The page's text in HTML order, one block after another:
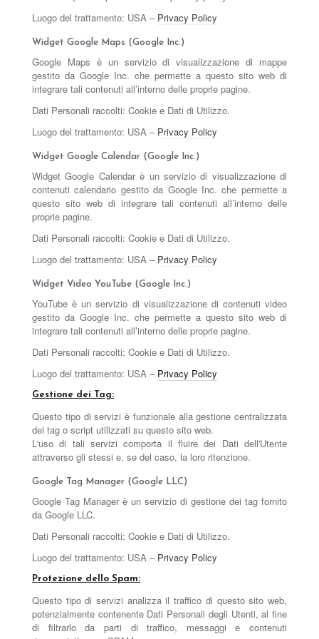
Luogo del trattamento: USA – Privacy Policy
Widget Google Maps (Google Inc.)
Google Maps è un servizio di visualizzazione di mappe
gestito da Google Inc. che permette a questo sito web di
integrare tali contenuti all’interno delle proprie pagine.
Dati Personali raccolti: Cookie e Dati di Utilizzo.
Luogo del trattamento: USA – Privacy Policy
Widget Google Calendar (Google Inc.)
Widget Google Calendar è un servizio di visualizzazione di
contenuti calendario gestito da Google Inc. che permette a
questo sito web di integrare tali contenuti all’interno delle
proprie pagine.
Dati Personali raccolti: Cookie e Dati di Utilizzo.
Luogo del trattamento: USA – Privacy Policy
Widget Video YouTube (Google Inc.)
YouTube è un servizio di visualizzazione di contenuti video
gestito da Google Inc. che permette a questo sito web di
integrare tali contenuti all’interno delle proprie pagine.
Dati Personali raccolti: Cookie e Dati di Utilizzo.
Luogo del trattamento: USA – Privacy Policy
Gestione dei Tag:
Questo tipo di servizi è funzionale alla gestione centralizzata
dei tag o script utilizzati su questo sito web.
L'uso di tali servizi comporta il fluire dei Dati dell'Utente
attraverso gli stessi e, se del caso, la loro ritenzione.
Google Tag Manager (Google LLC)
Google Tag Manager è un servizio di gestione dei tag fornito
da Google LLC.
Dati Personali raccolti: Cookie e Dati di Utilizzo.
Luogo del trattamento: USA – Privacy Policy
Protezione dello Spam:
Questo tipo di servizi analizza il traffico di questo sito web,
potenzialmente contenente Dati Personali degli Utenti, al fine
di filtrarlo da parti di traffico, messaggi e contenuti